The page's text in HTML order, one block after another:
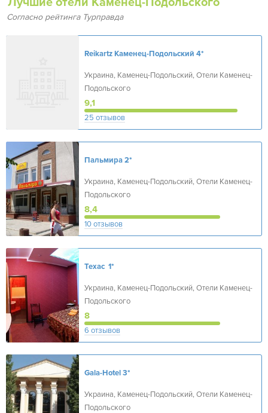
Согласно рейтинга Турправда
Reikartz Каменец-Подольский 4*
Украина, Каменец-Подольский, Отели Каменец-
Подольского
9,1
25 отзывов
Пальмира2*
Украина, Каменец-Подольский, Отели Каменец-
Подольского
8,4
10 отзывов
Техас 1*
Украина, Каменец-Подольский, Отели Каменец-
Подольского
8
6 отзывов
Gala-Hotel3*
Украина, Каменец-Подольский, Отели Каменец-
Подольского